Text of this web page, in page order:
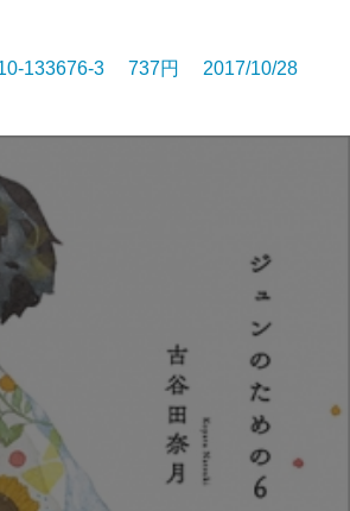
133676-3 737円 2017/10/28